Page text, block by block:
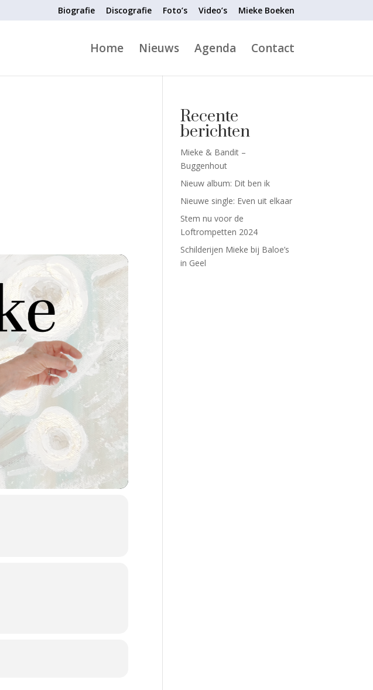
Biografie Discografie Foto’s Video’s Mieke Boeken
Home Nieuws Agenda Contact
Recente
berichten
Mieke & Bandit –
Buggenhout
Nieuw album: Dit ben ik
Nieuwe single: Even uit elkaar
Stem nu voor de
Loftrompetten 2024
Schilderijen Mieke bij Baloe’s
in Geel